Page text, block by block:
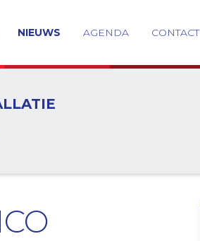
NIEUWS AGENDA CONTACT